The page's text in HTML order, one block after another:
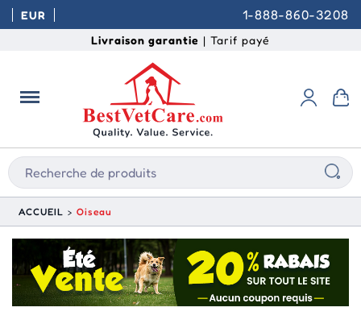
EUR 1-888-860-3208
Livraison garantie | Tarif payé
ACCUEIL Oiseau